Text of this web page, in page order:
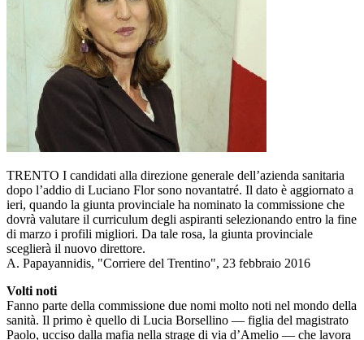
TRENTO I candidati alla direzione generale dell’azienda sanitaria
dopo l’addio di Luciano Flor sono novantatré. Il dato è aggiornato a
ieri, quando la giunta provinciale ha nominato la commissione che
dovrà valutare il curriculum degli aspiranti selezionando entro la fine
di marzo i profili migliori. Da tale rosa, la giunta provinciale
sceglierà il nuovo direttore.
A. Papayannidis, "Corriere del Trentino", 23 febbraio 2016
Volti noti
Fanno parte della commissione due nomi molto noti nel mondo della
sanità. Il primo è quello di Lucia Borsellino — figlia del magistrato
Paolo, ucciso dalla mafia nella strage di via d’Amelio — che lavora